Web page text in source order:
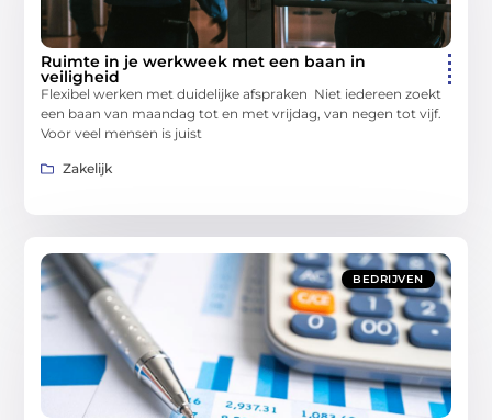
Ruimte in je werkweek met een baan in
veiligheid
Flexibel werken met duidelijke afspraken Niet iedereen zoekt
een baan van maandag tot en met vrijdag, van negen tot vijf.
Voor veel mensen is juist
Zakelijk
BEDRIJVEN